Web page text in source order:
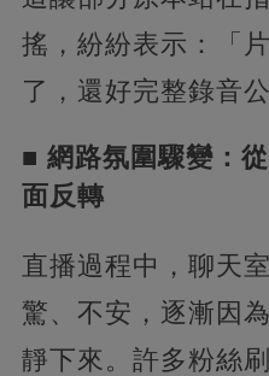
搖，紛紛表示：「
了，還好完整錄音公
■ 網路氛圍驟變：
面反轉
直播過程中，聊天
驚、不安，逐漸因
靜下來。許多粉絲